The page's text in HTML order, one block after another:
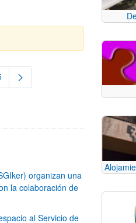
desplazarse.
intermedias Use TAB para
organizan una
la colaboración de
al Servicio de